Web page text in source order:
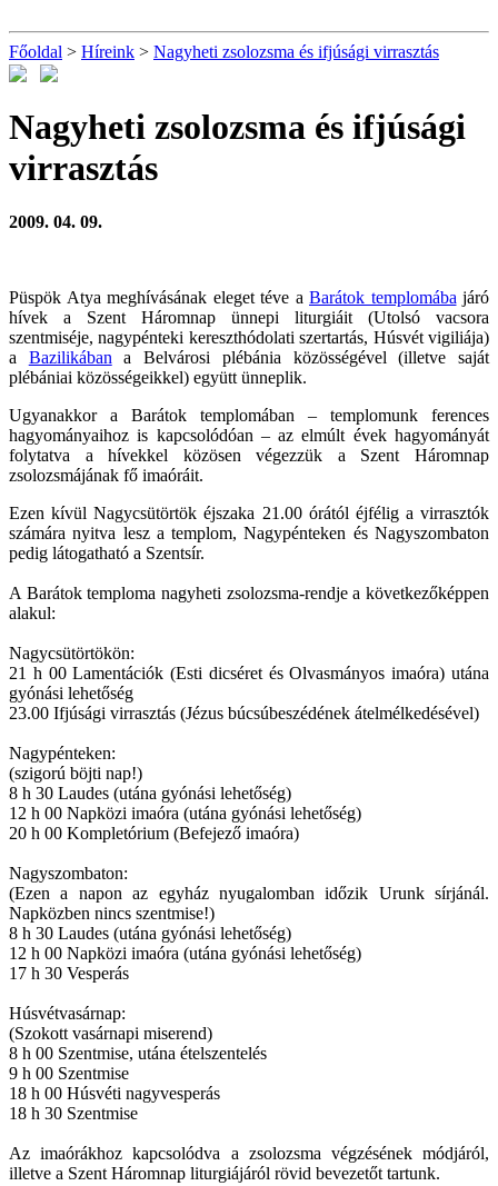
Főoldal > Híreink > Nagyheti zsolozsma és ifjúsági virrasztás
Nagyheti zsolozsma és ifjúsági
virrasztás
2009. 04. 09.
Püspök Atya meghívásának eleget téve a Barátok templomába járó
hívek a Szent Háromnap ünnepi liturgiáit (Utolsó vacsora
szentmiséje, nagypénteki kereszthódolati szertartás, Húsvét vigiliája)
a Bazilikában a Belvárosi plébánia közösségével (illetve saját
plébániai közösségeikkel) együtt ünneplik.
Ugyanakkor a Barátok templomában – templomunk ferences
hagyományaihoz is kapcsolódóan – az elmúlt évek hagyományát
folytatva a hívekkel közösen végezzük a Szent Háromnap
zsolozsmájának fő imaóráit.
Ezen kívül Nagycsütörtök éjszaka 21.00 órától éjfélig a virrasztók
számára nyitva lesz a templom, Nagypénteken és Nagyszombaton
pedig látogatható a Szentsír.
A Barátok temploma nagyheti zsolozsma-rendje a következőképpen
alakul:
Nagycsütörtökön:
21 h 00 Lamentációk (Esti dicséret és Olvasmányos imaóra) utána
gyónási lehetőség
23.00 Ifjúsági virrasztás (Jézus búcsúbeszédének átelmélkedésével)
Nagypénteken:
(szigorú böjti nap!)
8 h 30 Laudes (utána gyónási lehetőség)
12 h 00 Napközi imaóra (utána gyónási lehetőség)
20 h 00 Kompletórium (Befejező imaóra)
Nagyszombaton:
(Ezen a napon az egyház nyugalomban időzik Urunk sírjánál.
Napközben nincs szentmise!)
8 h 30 Laudes (utána gyónási lehetőség)
12 h 00 Napközi imaóra (utána gyónási lehetőség)
17 h 30 Vesperás
Húsvétvasárnap:
(Szokott vasárnapi miserend)
8 h 00 Szentmise, utána ételszentelés
9 h 00 Szentmise
18 h 00 Húsvéti nagyvesperás
18 h 30 Szentmise
Az imaórákhoz kapcsolódva a zsolozsma végzésének módjáról,
illetve a Szent Háromnap liturgiájáról rövid bevezetőt tartunk.